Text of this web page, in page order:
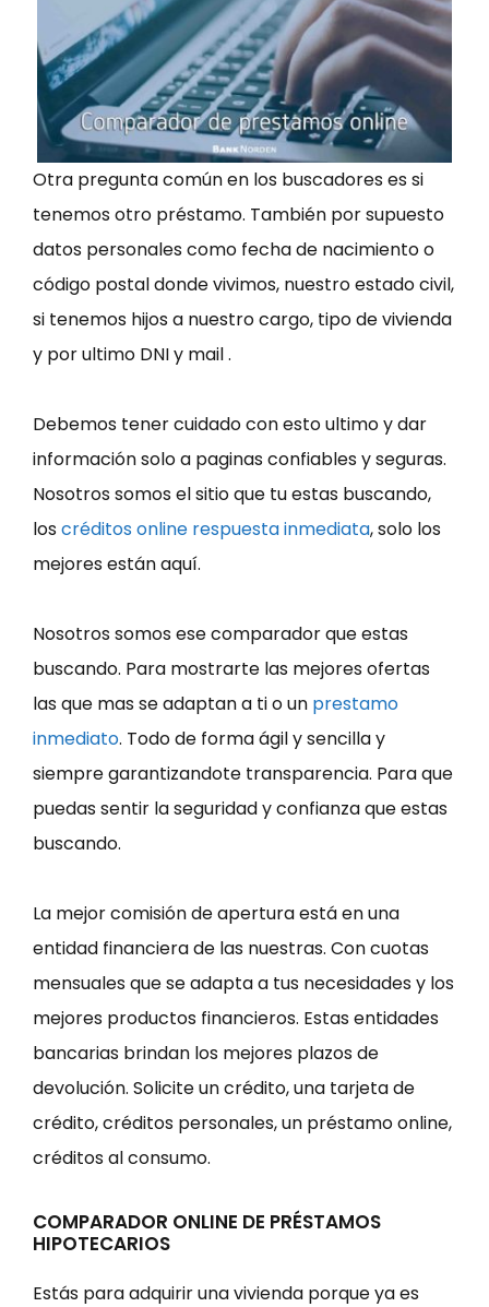
Otra pregunta común en los buscadores es si
tenemos otro préstamo. También por supuesto
datos personales como fecha de nacimiento o
código postal donde vivimos, nuestro estado civil,
si tenemos hijos a nuestro cargo, tipo de vivienda
y por ultimo DNI y mail .
Debemos tener cuidado con esto ultimo y dar
información solo a paginas confiables y seguras.
Nosotros somos el sitio que tu estas buscando,
loscréditos online respuesta inmediata, solo los
mejores están aquí.
Nosotros somos ese comparador que estas
buscando. Para mostrarte las mejores ofertas
las que mas se adaptan a ti o un prestamo
inmediato. Todo de forma ágil y sencilla y
siempre garantizandote transparencia. Para que
puedas sentir la seguridad y confianza que estas
buscando.
La mejor comisión de apertura está en una
entidad financiera de las nuestras. Con cuotas
mensuales que se adapta a tus necesidades y los
mejores productos financieros. Estas entidades
bancarias brindan los mejores plazos de
devolución. Solicite un crédito, una tarjeta de
crédito, créditos personales, un préstamo online,
créditos al consumo.
COMPARADOR ONLINE DE PRÉSTAMOS
HIPOTECARIOS
Estás para adquirir una vivienda porque ya es